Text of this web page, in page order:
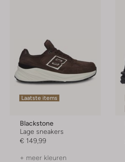
Laatste items
Blackstone
Lage sneakers
€ 149,99
+ meer kleuren